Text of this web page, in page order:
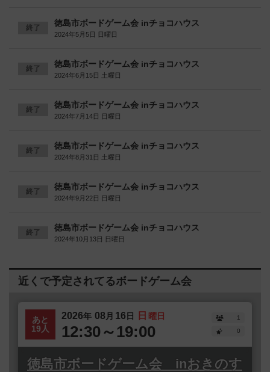
終了 徳島市ボードゲーム会 inチョコハウス
2024年5月5日 日曜日
終了 徳島市ボードゲーム会 inチョコハウス
2024年6月15日 土曜日
終了 徳島市ボードゲーム会 inチョコハウス
2024年7月14日 日曜日
終了 徳島市ボードゲーム会 inチョコハウス
2024年8月31日 土曜日
終了 徳島市ボードゲーム会 inチョコハウス
2024年9月22日 日曜日
終了 徳島市ボードゲーム会 inチョコハウス
2024年10月13日 日曜日
近くで予定されてるボードゲーム会
あと
19人
2026年 08 月 16日 日 曜日
12:30～19:00
1
0
徳島市ボードゲーム会 inおきのす